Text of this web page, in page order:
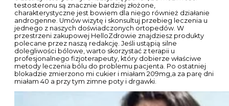
testosteronu są znacznie bardziej złożone,
charakterystyczne jest bowiem dla niego również działanie
androgenne. Umów wizytę i skonsultuj przebieg leczenia u
jednego z naszych doświadczonych ortopedów. W
przestrzeni zakupowej HelloZdrowie znajdziesz produkty
polecane przez naszą redakcję. Jeśli ustąpią silne
dolegliwości bólowe, warto skorzystać z terapii u
profesjonalnego fizjoterapeuty, który dobierze właściwe
metody leczenia bólu do problemu pacjenta. Po ostatniej
blokadzie zmierzono mi cukier i miałam 209mg,a za parę dni
miałam 40 a przy tym zimne poty i drgawki.